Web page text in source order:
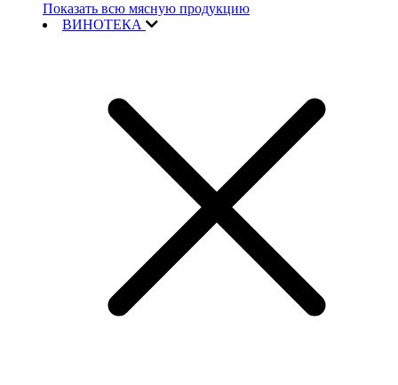
Показать всю мясную продукцию
ВИНОТЕКА